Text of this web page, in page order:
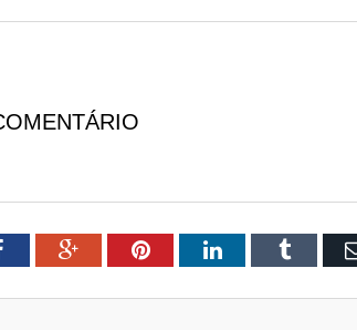
FacebookGoogle+PinterestLinkedInTumblr